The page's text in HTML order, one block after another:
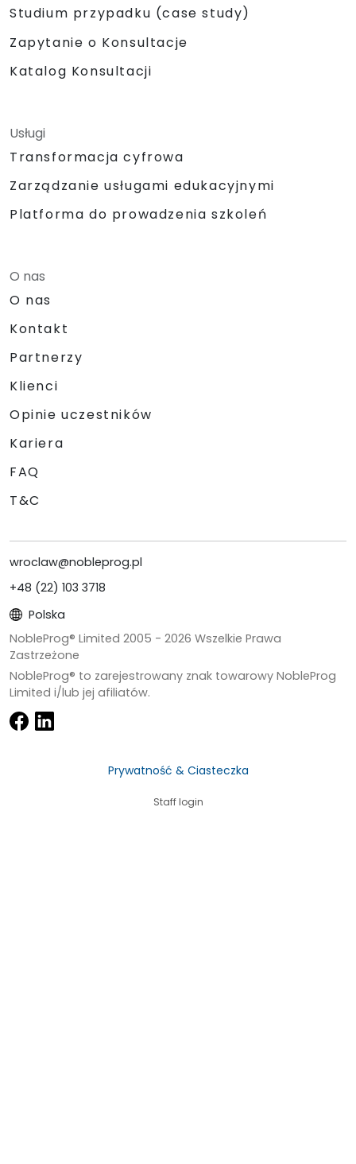
Studium przypadku (case study)
Zapytanie o Konsultacje
Katalog Konsultacji
Usługi
Transformacja cyfrowa
Zarządzanie usługami edukacyjnymi
Platforma do prowadzenia szkoleń
O nas
O nas
Kontakt
Partnerzy
Klienci
Opinie uczestników
Kariera
FAQ
T&C
wroclaw@nobleprog.pl
+48 (22) 103 3718
Polska
NobleProg® Limited 2005 - 2026 Wszelkie Prawa
Zastrzeżone
NobleProg® to zarejestrowany znak towarowy NobleProg
Limited i/lub jej afiliatów.
Prywatność & Ciasteczka
Staff login